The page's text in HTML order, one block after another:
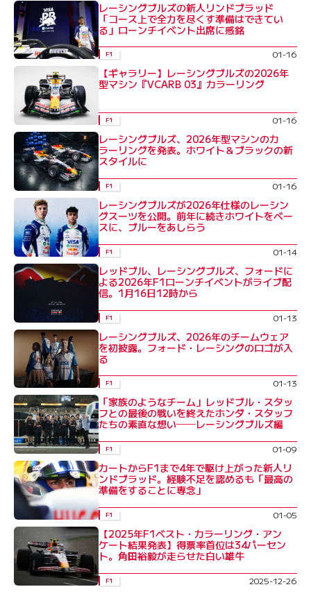
レーシングブルズの新人リンドブラッド
「コース上で全力を尽くす準備はできてい
る」ローンチイベント出席に感銘
F1 01-16
【ギャラリー】レーシングブルズの2026年
型マシン『VCARB 03』カラーリング
F1 01-16
レーシングブルズ、2026年型マシンのカ
ラーリングを発表。ホワイト＆ブラックの新
スタイルに
F1 01-16
レーシングブルズが2026年仕様のレーシン
グスーツを公開。前年に続きホワイトをベー
スに、ブルーをあしらう
F1 01-14
レッドブル、レーシングブルズ、フォードに
よる2026年F1ローンチイベントがライブ配
信。1月16日12時から
F1 01-13
レーシングブルズ、2026年のチームウェア
を初披露。フォード・レーシングのロゴが入
る
F1 01-13
「家族のようなチーム」レッドブル・スタッ
フとの最後の戦いを終えたホンダ・スタッフ
たちの素直な想い──レーシングブルズ編
F1 01-09
カートからF1まで4年で駆け上がった新人リ
ンドブラッド。経験不足を認めるも「最高の
準備をすることに専念」
F1 01-05
【2025年F1ベスト・カラーリング・アン
ケート結果発表】得票率首位は34パーセン
ト。角田裕毅が走らせた白い雄牛
F1 2025-12-26